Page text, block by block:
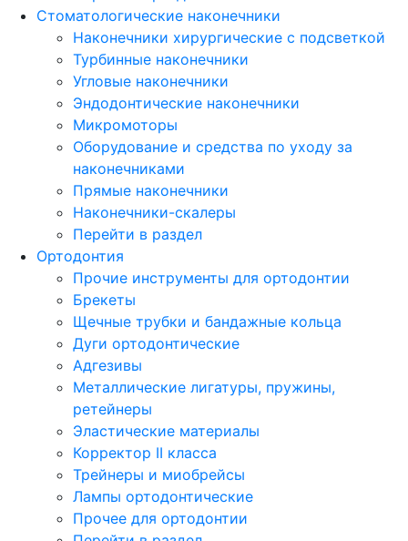
Стоматологические наконечники
Наконечники хирургические с подсветкой
Турбинные наконечники
Угловые наконечники
Эндодонтические наконечники
Микромоторы
Оборудование и средства по уходу за
наконечниками
Прямые наконечники
Наконечники-скалеры
Перейти в раздел
Ортодонтия
Прочие инструменты для ортодонтии
Брекеты
Щечные трубки и бандажные кольца
Дуги ортодонтические
Адгезивы
Металлические лигатуры, пружины,
ретейнеры
Эластические материалы
Корректор II класса
Трейнеры и миобрейсы
Лампы ортодонтические
Прочее для ортодонтии